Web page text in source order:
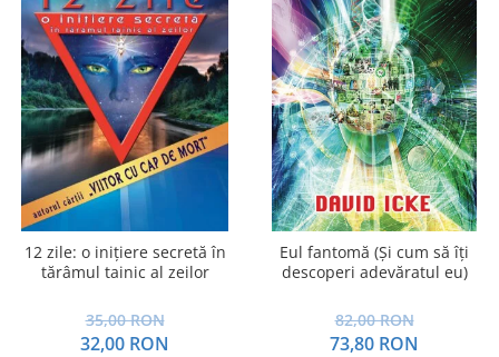
12 zile: o inițiere secretă în
tărâmul tainic al zeilor
35,00 RON
32,00 RON
Eul fantomă (Și cum să îți
descoperi adevăratul eu)
82,00 RON
73,80 RON